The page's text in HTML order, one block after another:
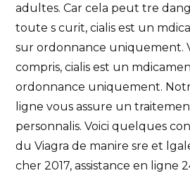
adultes. Car cela peut tre
toute s curit, cialis est un
sur ordonnance uniquement.
compris, cialis est un
ordonnance uniquement.
ligne vous assure un
personnalis. Voici quelques
du Viagra de manire sre et
cher 2017, assistance en ligne